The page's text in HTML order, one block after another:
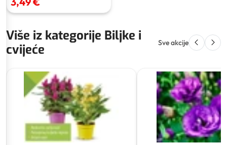
Više iz kategorije Biljke i
cvijeće
Sve akcije